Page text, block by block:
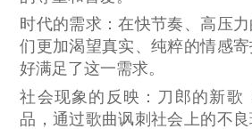
时代的需求 ：在快节奏、高压
们更加渴望真实、纯粹的情感
好满足了这一需求。
社会现象的反映 ：刀郎的新
品，通过歌曲讽刺社会上的不